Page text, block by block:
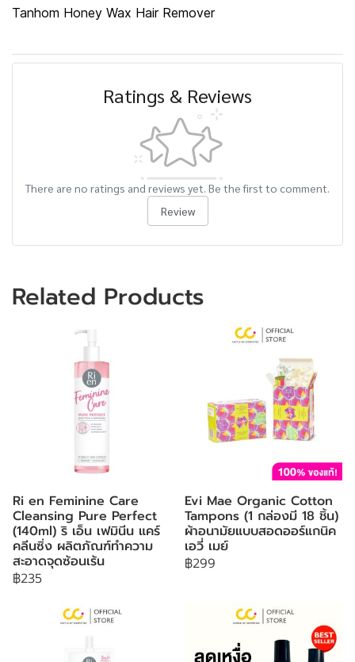
Tanhom Honey Wax Hair Remover
Ratings & Reviews
There are no ratings and reviews yet. Be the first to comment.
Review
Related Products
Ri en Feminine Care
Cleansing Pure Perfect
(140ml) ริ เอ็น เฟมินีน แคร์
คลีนซิ่ง ผลิตภัณฑ์ทำความ
สะอาดจุดซ้อนเร้น
฿235
Evi Mae Organic Cotton
Tampons (1 กล่องมี 18 ชิ้น)
ผ้าอนามัยแบบสอดออร์แกนิค
เอวี่ เมย์
฿299